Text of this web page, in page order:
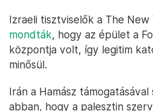
Izraeli tisztviselők a The New
mondták, hogy az épület a
központja volt, így legitim
minősül.
Irán a Hamász
abban, hogy a palesztin